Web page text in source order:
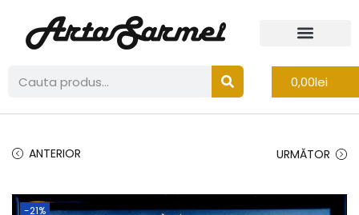
0,00lei
ANTERIOR URMĂTOR
-21%